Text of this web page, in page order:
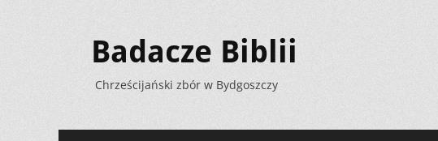
Badacze Biblii
Chrześcijański zbór w Bydgoszczy